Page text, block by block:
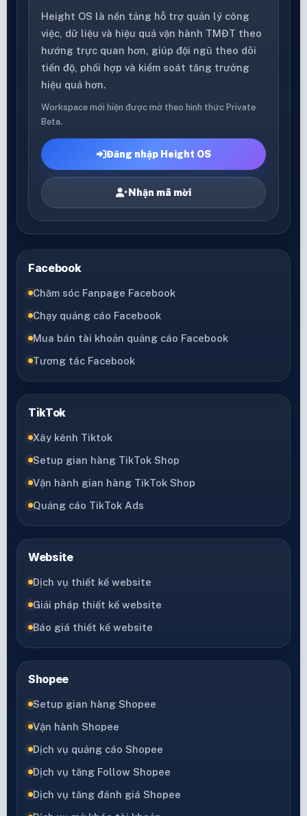
Height OS là nền tảng hỗ trợ quản lý công
việc, dữ liệu và hiệu quả vận hành TMĐT theo
hướng trực quan hơn, giúp đội ngũ theo dõi
tiến độ, phối hợp và kiểm soát tăng trưởng
hiệu quả hơn.
Workspace mới hiện được mở theo hình thức Private
Beta.
Đăng nhập Height OS
Nhận mã mời
Facebook
Chăm sóc Fanpage Facebook
Chạy quảng cáo Facebook
Mua bán tài khoản quảng cáo Facebook
Tương tác Facebook
TikTok
Xây kênh Tiktok
Setup gian hàng TikTok Shop
Vận hành gian hàng TikTok Shop
Quảng cáo TikTok Ads
Website
Dịch vụ thiết kế website
Giải pháp thiết kế website
Báo giá thiết kế website
Shopee
Setup gian hàng Shopee
Vận hành Shopee
Dịch vụ quảng cáo Shopee
Dịch vụ tăng Follow Shopee
Dịch vụ tăng đánh giá Shopee